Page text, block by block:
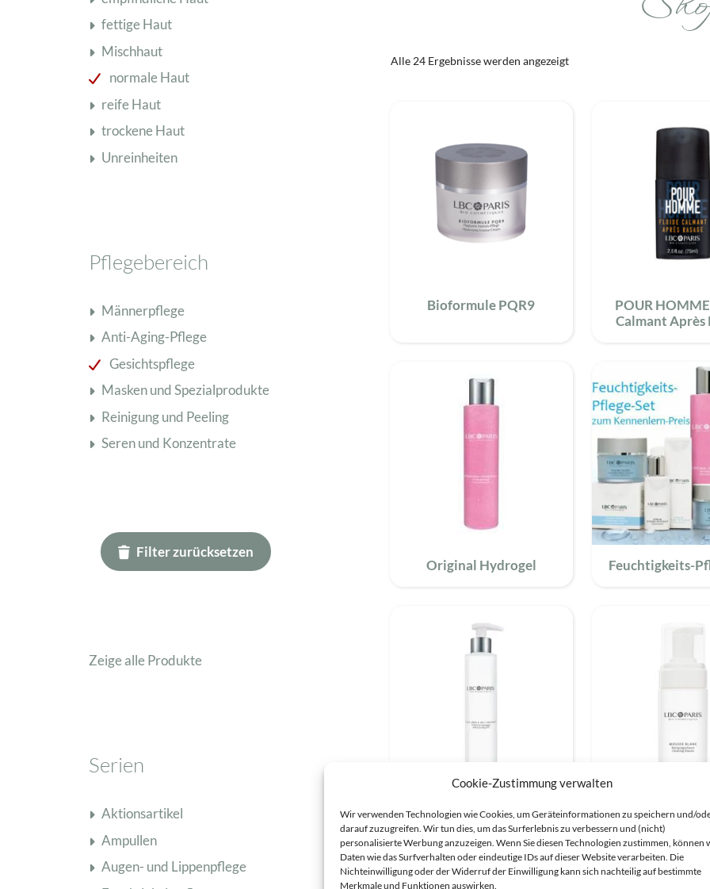
Cookie-Zustimmung verwalten
Wir verwenden Technologien wie Cookies, um Geräteinformationen zu speichern und/
darauf zuzugreifen. Wir tun dies, um das Surferlebnis zu verbessern und (nicht)
personalisierte Werbung anzuzeigen. Wenn Sie diesen Technologien zustimmen, können
Daten wie das Surfverhalten oder eindeutige IDs auf dieser Website verarbeiten. Die
Nichteinwilligung oder der Widerruf der Einwilligung kann sich nachteilig auf bestimmte
Merkmale und Funktionen auswirken.
Schisandra Anti-Aging-Pflege
Seren & Konzentrate
Sondergrößen/ Reisegrößen
Alle Produkte ansehen
Alle 24 Ergebnisse werden angezeigt
Bioformule PQR9
POUR
Calmant Après
Original Hydrogel Feuchtigkeits-
Gel doux nettoyant Mousse
fettige Haut
Mischhaut
normale Haut
reife Haut
trockene Haut
Unreinheiten
Pflegebereich
Männerpflege
Anti-Aging-Pflege
Gesichtspflege
Masken und Spezialprodukte
Reinigung und Peeling
Seren und Konzentrate
Filter zurücksetzen
Zeige alle Produkte
Serien
Aktionsartikel
Ampullen
Augen- und Lippenpflege